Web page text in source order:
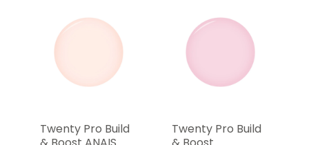
Twenty Pro Build
Twenty Pro Build